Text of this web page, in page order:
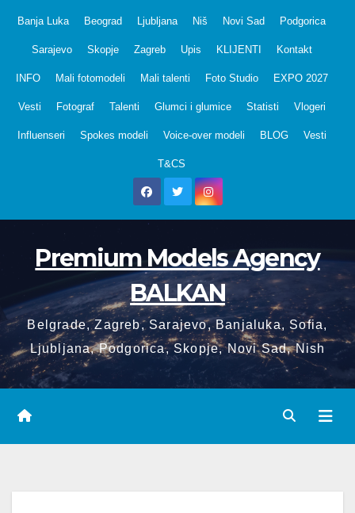
Banja Luka Beograd Ljubljana Niš Novi Sad Podgorica
Sarajevo Skopje Zagreb Upis KLIJENTI Kontakt
INFO Mali fotomodeli Mali talenti Foto Studio EXPO 2027
Vesti Fotograf Talenti Glumci i glumice Statisti Vlogeri
Influenseri Spokes modeli Voice-over modeli BLOG Vesti
T&CS
Premium Models Agency
BALKAN
Belgrade, Zagreb, Sarajevo, Banjaluka, Sofia,
Ljubljana, Podgorica, Skopje, Novi Sad, Nish